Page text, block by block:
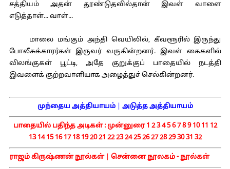
சத்தியம் அதன் தூண்டுதலில்தான் இவள் வாளை
எடுத்தாள்... வாள்...
மாலை மங்கும் அந்தி வெயிலில், கீவளூரில் இருந்து
போலீசுக்காரர்கள் இருவர் வருகின்றனர். இவள் கைகளில்
விலங்குகள் பூட்டி, அதே குறுக்குப் பாதையில் நடத்தி
இவளைக் குற்றவாளியாக அழைத்துச் செல்கின்றனர்.
முந்தைய அத்தியாயம்| அடுத்த அத்தியாயம்
பாதையில் பதிந்த அடிகள் :முன்னுரை1 234567891011 12
131415161718192021 22232425262728293031 32
ராஜம் கிருஷ்ணன் நூல்கள்| சென்னை நூலகம் - நூல்கள்